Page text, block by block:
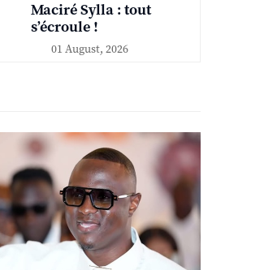
Maciré Sylla : tout
s’écroule !
01 August, 2026